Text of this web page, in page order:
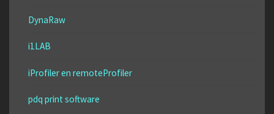
DynaRaw
i1LAB
iProfiler en remoteProfiler
pdq print software